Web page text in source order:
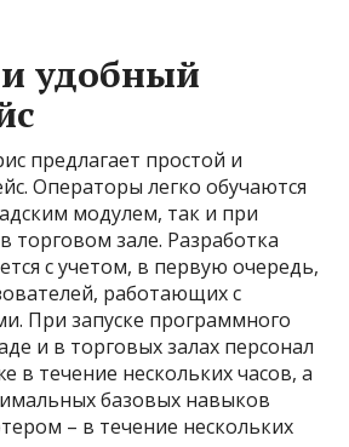
удобный
предлагает простой и
Операторы легко обучаются
модулем, так и при
торговом зале. Разработка
с учетом, в первую очередь,
работающих с
При запуске программного
и в торговых залах персонал
в течение нескольких часов, а
базовых навыков
– в течение нескольких